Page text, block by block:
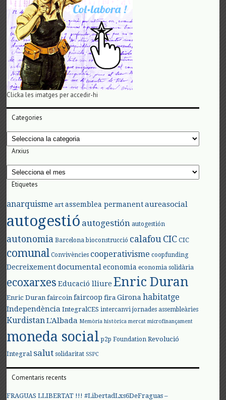
Clicka les imatges per accedir-hi
Categories
Categories
Arxius
Arxius
Etiquetes
anarquisme art assemblea permanent aureasocial
autogestió autogestión autogestión
autonomia Barcelona bioconstrucció calafouCIC CIC
comunal Convivències cooperativisme coopfunding
Decreixement documental economia economia solidària
ecoxarxes Educació lliure Enric Duran
Enric Duran faircoin faircoop fira Girona habitatge
Independència IntegralCES intercanvi jornades assembleàries
KurdistanL'Albada Memòria històrica mercat microfinançament
moneda social p2p Foundation Revolució
Integral salut solidaritat SSPC
Comentaris recents
FRAGUAS LLIBERTAT !!! #LibertadLxs6DeFraguas –